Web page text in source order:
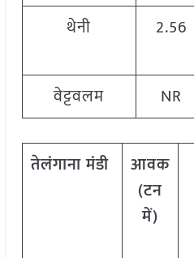
थेनी 2.56
वेट्टवलम NR
तेलंगाना मंडी
आवक
(टन
में)